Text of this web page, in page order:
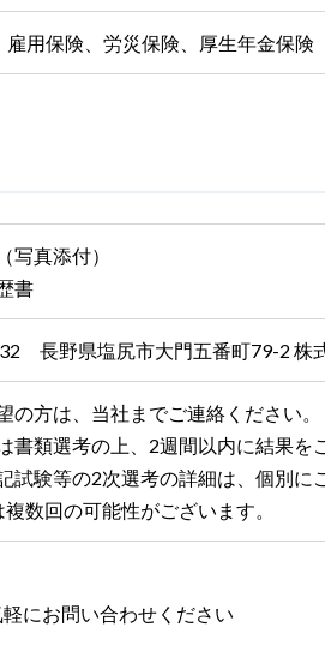
雇用保険、労災保険、厚生年金保険
写真添付）
書
長野県塩尻市大門五番町79-2
の方は、当社までご連絡ください。
書類選考の上、2週間以内に結果を
試験等の2次選考の詳細は、個別に
数回の可能性がございます。
にお問い合わせください